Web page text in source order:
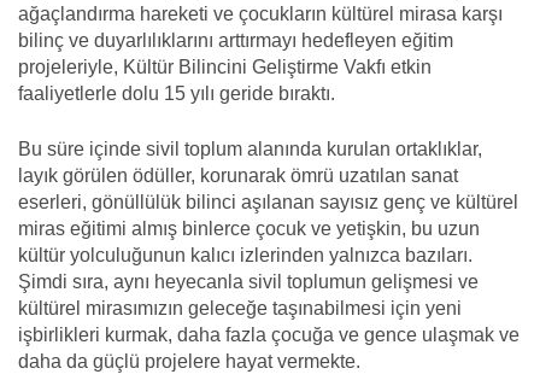
ağaçlandırma hareketi ve çocukların kültürel mirasa karşı
bilinç ve duyarlılıklarını arttırmayı hedefleyen eğitim
projeleriyle, Kültür Bilincini Geliştirme Vakfı etkin
faaliyetlerle dolu 15 yılı geride bıraktı.
Bu süre içinde sivil toplum alanında kurulan ortaklıklar,
layık görülen ödüller, korunarak ömrü uzatılan sanat
eserleri, gönüllülük bilinci aşılanan sayısız genç ve kültürel
miras eğitimi almış binlerce çocuk ve yetişkin, bu uzun
kültür yolculuğunun kalıcı izlerinden yalnızca bazıları.
Şimdi sıra, aynı heyecanla sivil toplumun gelişmesi ve
kültürel mirasımızın geleceğe taşınabilmesi için yeni
işbirlikleri kurmak, daha fazla çocuğa ve gence ulaşmak ve
daha da güçlü projelere hayat vermekte.